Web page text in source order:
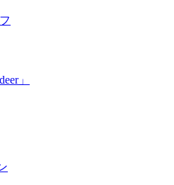
について
27シーズン試合観戦チケット
2026/27シーズン「鹿パス」
）
」